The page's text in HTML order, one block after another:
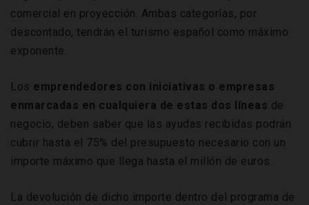
comercial en proyección. Ambas categorías, por
descontado, tendrán el turismo español como máximo
exponente.
Los emprendedores con iniciativas o empresas
enmarcadas en cualquiera de estas dos líneas de
negocio, deben saber que las ayudas recibidas podrán
cubrir hasta el 75% del presupuesto necesario con un
importe máximo que llega hasta el millón de euros.
La devolución de dicho importe dentro del programa de